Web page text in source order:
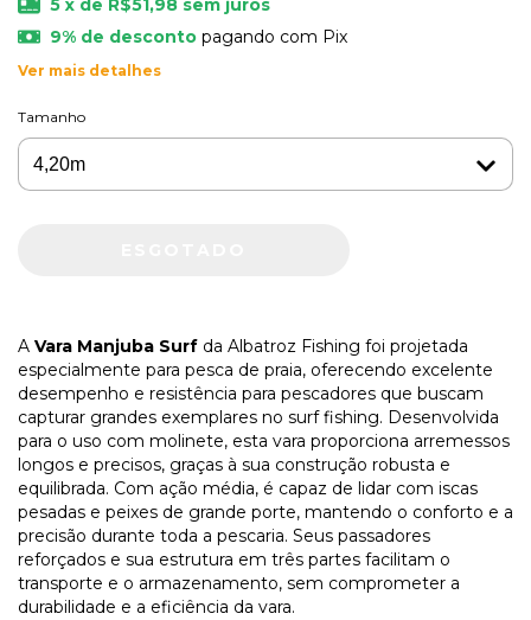
5 x de R$51,98 sem juros
9% de descontopagando com Pix
Ver mais detalhes
Tamanho
A Vara Manjuba Surf da Albatroz Fishing foi projetada
especialmente para pesca de praia, oferecendo excelente
desempenho e resistência para pescadores que buscam
capturar grandes exemplares no surf fishing. Desenvolvida
para o uso com molinete, esta vara proporciona arremessos
longos e precisos, graças à sua construção robusta e
equilibrada. Com ação média, é capaz de lidar com iscas
pesadas e peixes de grande porte, mantendo o conforto e a
precisão durante toda a pescaria. Seus passadores
reforçados e sua estrutura em três partes facilitam o
transporte e o armazenamento, sem comprometer a
durabilidade e a eficiência da vara.